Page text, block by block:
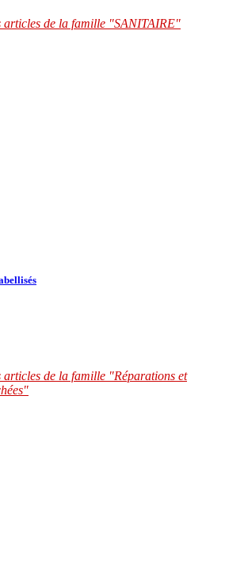
articles de la famille "SANITAIRE"
articles de la famille "Réparations et